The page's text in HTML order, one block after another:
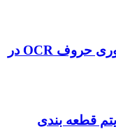
دانلود فیلم آموزش شناسایی نوری حروف OCR در
قطعه بندی